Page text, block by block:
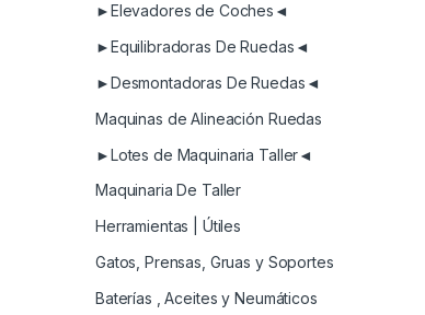
►Elevadores de Coches◄
►Equilibradoras De Ruedas◄
►Desmontadoras De Ruedas◄
Maquinas de Alineación Ruedas
►Lotes de Maquinaria Taller◄
Maquinaria De Taller
Herramientas | Útiles
Gatos, Prensas, Gruas y Soportes
Baterías , Aceites y Neumáticos